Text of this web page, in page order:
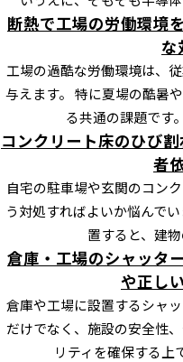
断熱で工場の労働環境
な
工場の過酷な労働環境は、
与えます。 特に夏場の酷暑
る共通の課題です
コンクリート床のひび
者
自宅の駐車場や玄関のコン
う対処すればよいか悩んで
置すると、建
倉庫・工場のシャッタ
や正し
倉庫や工場に設置するシャ
だけでなく、施設の安全性
リティを確保する